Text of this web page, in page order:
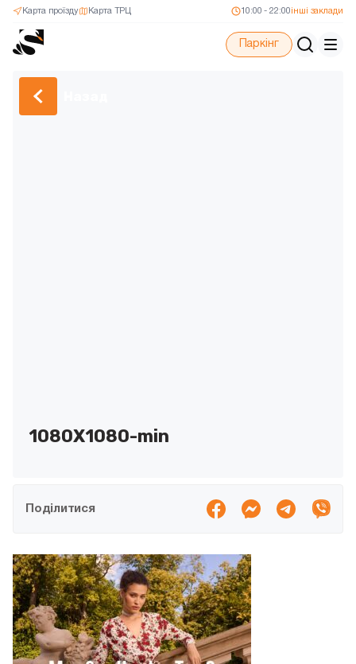
Карта ТРЦ
Карта проїзду 10:00 - 22:00 інші заклади
Паркінг
1080X1080-min
Поділитися